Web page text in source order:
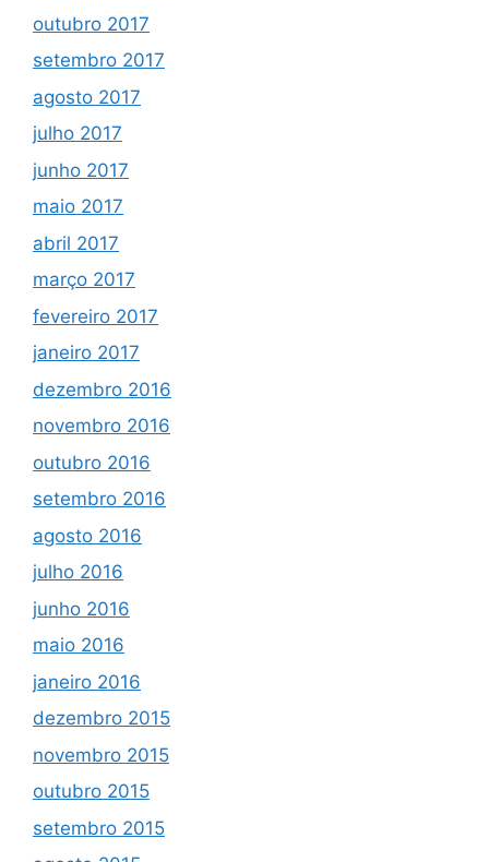
outubro 2017
setembro 2017
agosto 2017
julho 2017
junho 2017
maio 2017
abril 2017
março 2017
fevereiro 2017
janeiro 2017
dezembro 2016
novembro 2016
outubro 2016
setembro 2016
agosto 2016
julho 2016
junho 2016
maio 2016
janeiro 2016
dezembro 2015
novembro 2015
outubro 2015
setembro 2015